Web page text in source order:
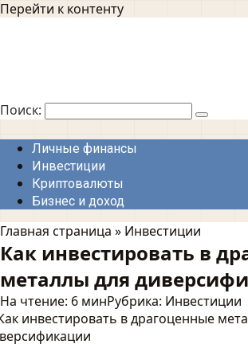
Перейти к контенту
Поиск:
Личные финансы
Инвестиции
Криптовалюты
Бизнес и доход
Главная страница » Инвестиции
Как инвестировать в
металлы для
На чтение: 6 минРубрика: Инвестиции